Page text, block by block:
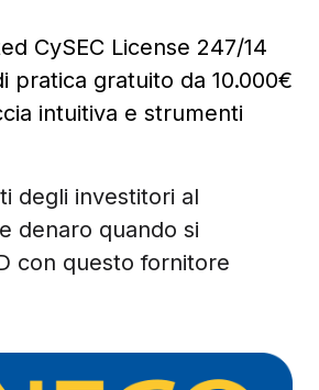
CySEC License 247/14
pratica gratuito da 10.000€
intuitiva e strumenti
degli investitori al
denaro quando si
con questo fornitore